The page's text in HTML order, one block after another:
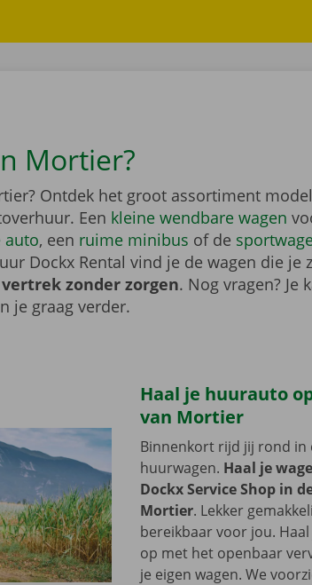
Mortier?
Ontdek het groot assortiment
Een kleine wendbare wagen
auto, een ruime minibus of de
Dockx Rental vind je de wagen die je
zonder zorgen. Nog vragen? Je
je graag verder.
Haal je huurauto
van Mortier
Binnenkort rijd jij rond in
huurwagen. Haal je
Dockx Service Shop in
Mortier. Lekker
bereikbaar voor jou.
op met het openbaar
je eigen wagen. We